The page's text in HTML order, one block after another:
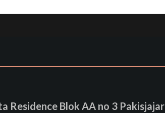
Residence Blok AA no 3 Pakisjajar